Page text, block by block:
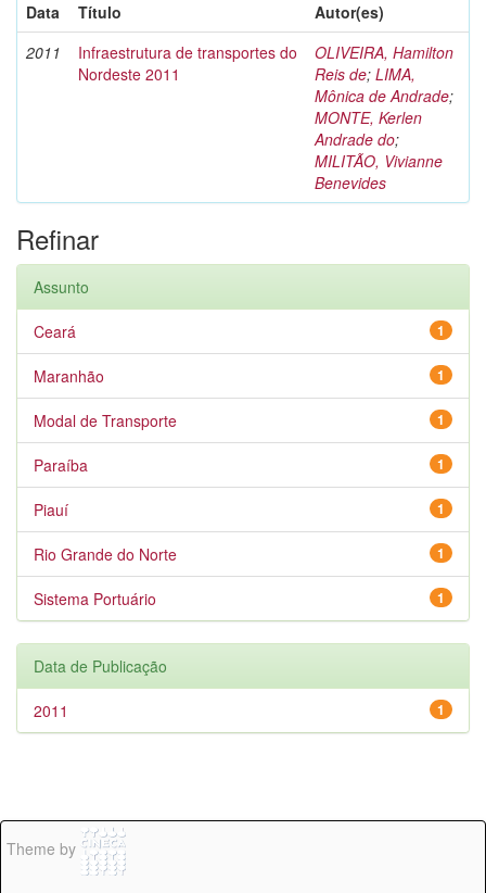
Data
Título
Autor(es)
2011
Infraestrutura de transportes do
Nordeste 2011
OLIVEIRA, Hamilton
Reis de; LIMA,
Mônica de Andrade;
MONTE, Kerlen
Andrade do;
MILITÃO, Vivianne
Benevides
Refinar
Assunto
1
Ceará
1
Maranhão
1
Modal de Transporte
1
Paraíba
1
Piauí
1
Rio Grande do Norte
1
Sistema Portuário
Data de Publicação
1
2011
Theme by